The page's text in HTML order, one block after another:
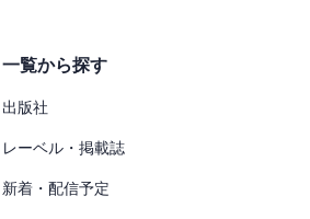
一覧から探す
出版社
レーベル・掲載誌
新着・配信予定